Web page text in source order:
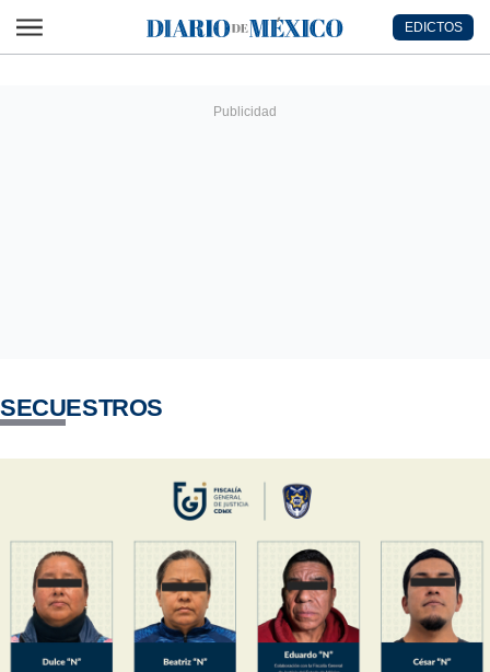
Diario de México
EDICTOS
SECUESTROS